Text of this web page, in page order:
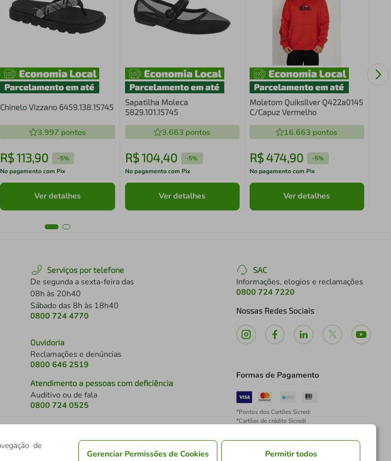
Chinelo Vizzano 6459.138.15745
3.997 pontos
R$113,90 -5%
No pagamento com Pix
Ver detalhes
Sapatilha Moleca
5829.101.15745
3.663 pontos
R$104,40 -5%
No pagamento com Pix
Ver detalhes
Moletom Quiksilver Q422a0145
C/Capuz Vermelho
16.663 pontos
R$ 474,90 -5%
No pagamento com Pix
Ver detalhes
Serviços por telefone
De segunda a sexta-feira das
08h às 20h40
Sábado das 8h às 18h40
0800 724 4770
Ouvidoria
Reclamações e denúncias
0800 646 2519
Atendimento a pessoas com deficiência
Auditivo ou de fala
0800 724 0525
SAC
Informações, elogios e reclamações
0800 724 7220
Nossas Redes Sociais
Formas de Pagamento
*Pontos dos Cartões Sicredi
*Cartões de crédito Sicredi
*É vedada a cobrança de preço superior, valor ou
de
Gerenciar Permissões de Cookies Permitir todos